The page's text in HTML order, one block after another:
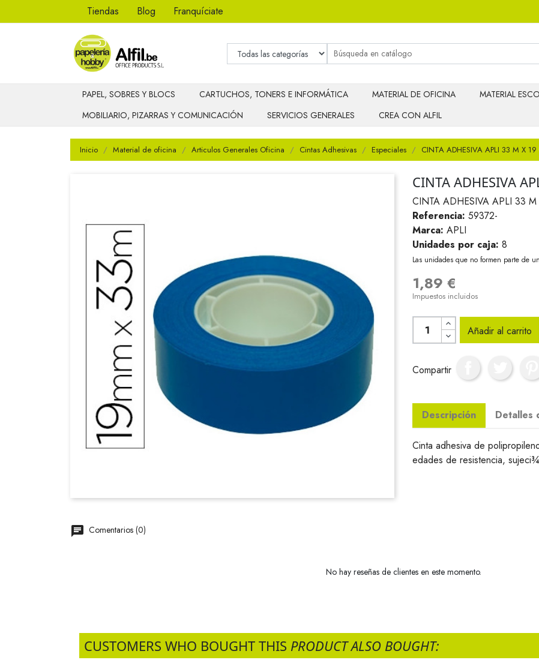
Tiendas Blog Franquíciate
PAPEL, SOBRES Y BLOCS CARTUCHOS, TONERS E INFORMÁTICA MATERIAL DE OFICINA
MATERIAL
MOBILIARIO, PIZARRAS Y COMUNICACIÓN
SERVICIOS GENERALES CREA CON ALFIL
Inicio Material de oficina Articulos Generales Oficina Cintas Adhesivas Especiales CINTA ADHESIVA APLI 33 M X
CINTA ADHESIVA
CINTA ADHESIVA APLI 33
Referencia: 59372-
Marca: APLI
Unidades por caja: 8
Las unidades que no formen parte de
1,89 €
Impuestos incluidos
Añadir al carrito
Compartir
Descripción Detalles
Cinta adhesiva de
edades de resistencia,
Comentarios (0)
No hay reseñas de clientes en este momento.
CUSTOMERS WHO BOUGHT THIS PRODUCT ALSO BOUGHT: